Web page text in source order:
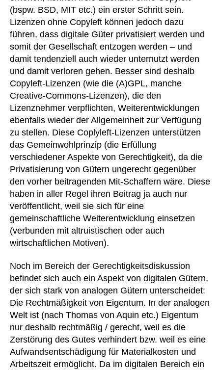
(bspw. BSD, MIT etc.) ein erster Schritt sein.
Lizenzen ohne Copyleft können jedoch dazu
führen, dass digitale Güter privatisiert werden und
somit der Gesellschaft entzogen werden – und
damit tendenziell auch wieder unternutzt werden
und damit verloren gehen. Besser sind deshalb
Copyleft-Lizenzen (wie die (A)GPL, manche
Creative-Commons-Lizenzen), die den
Lizenznehmer verpflichten, Weiterentwicklungen
ebenfalls wieder der Allgemeinheit zur Verfügung
zu stellen. Diese Coplyleft-Lizenzen unterstützen
das Gemeinwohlprinzip (die Erfüllung
verschiedener Aspekte von Gerechtigkeit), da die
Privatisierung von Gütern ungerecht gegenüber
den vorher beitragenden Mit-Schaffern wäre. Diese
haben in aller Regel ihren Beitrag ja auch nur
veröffentlicht, weil sie sich für eine
gemeinschaftliche Weiterentwicklung einsetzen
(verbunden mit altruistischen oder auch
wirtschaftlichen Motiven).
Noch im Bereich der Gerechtigkeitsdiskussion
befindet sich auch ein Aspekt von digitalen Gütern,
der sich stark von analogen Gütern unterscheidet:
Die Rechtmäßigkeit von Eigentum. In der analogen
Welt ist (nach Thomas von Aquin etc.) Eigentum
nur deshalb rechtmäßig / gerecht, weil es die
Zerstörung des Gutes verhindert bzw. weil es eine
Aufwandsentschädigung für Materialkosten und
Arbeitszeit ermöglicht. Da im digitalen Bereich ein